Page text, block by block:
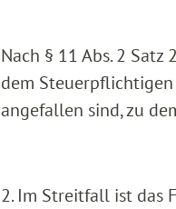
Nach § 11 Abs. 2
dem
angefallen sind, zu
2. Im Streitfall ist das